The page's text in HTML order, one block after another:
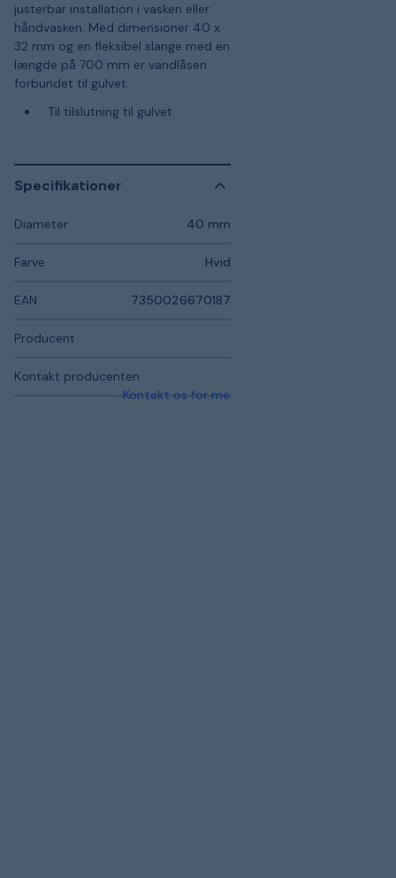
justerbar installation i vasken eller
håndvasken. Med dimensioner 40 x
32 mm og en fleksibel slange med en
længde på 700 mm er vandlåsen
forbundet til gulvet.
Til tilslutning til gulvet
Specifikationer
Diameter 40 mm
Farve Hvid
EAN 7350026670187
Producent
Kontakt producenten
Kontakt os for mere information